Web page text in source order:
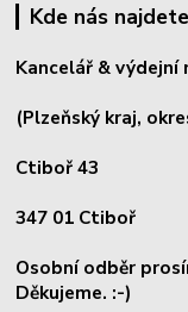
Kde nás najdete
Kancelář &
(Plzeňský kraj,
Ctiboř 43
347 01 Ctiboř
Osobní odběr
Děkujeme. :-)